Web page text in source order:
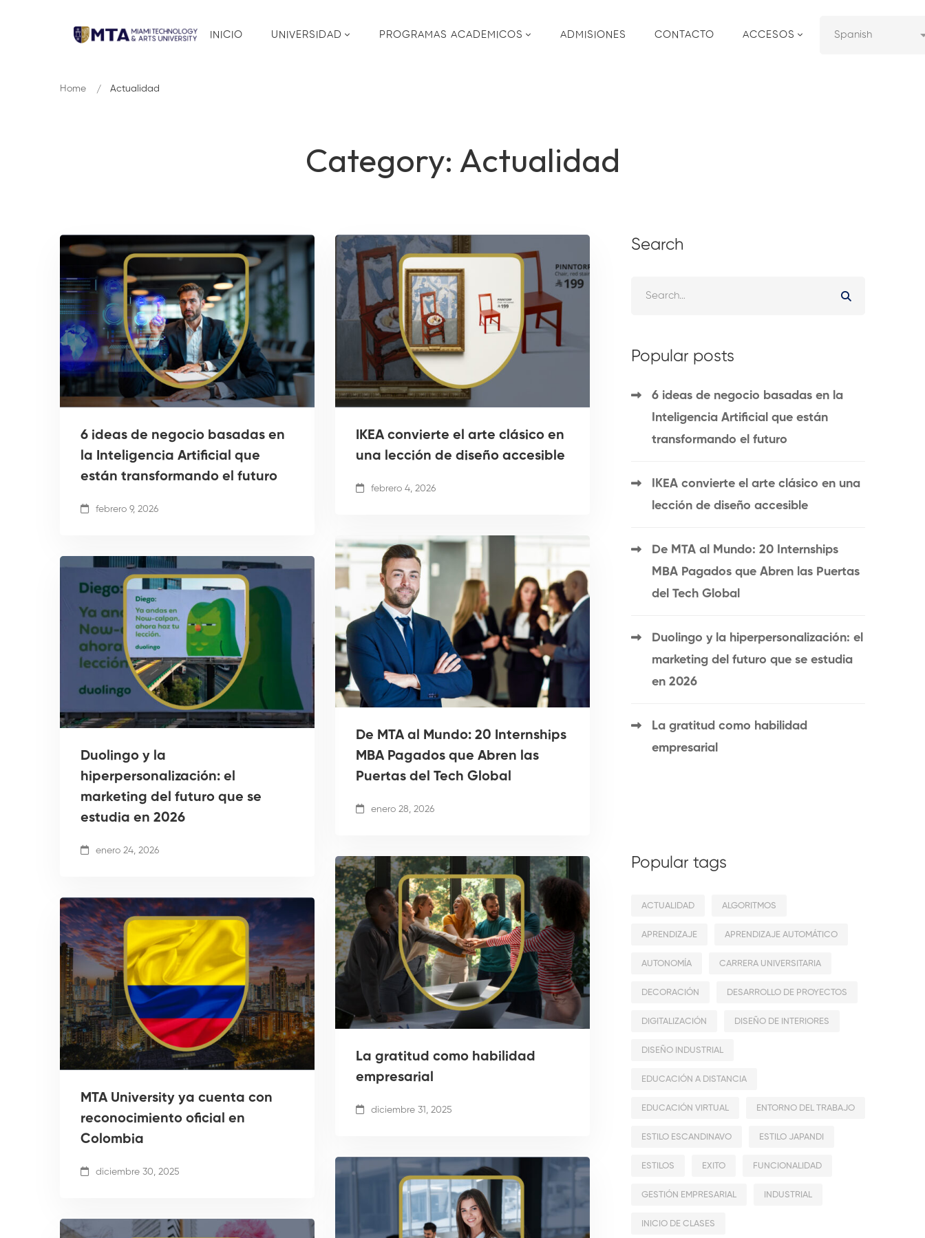
INICIO UNIVERSIDAD PROGRAMAS ACADEMICOS ADMISIONES CONTACTO ACCESOS
Category: Actualidad
Home Actualidad
6 ideas de negocio basadas en
la Inteligencia Artificial que
están transformando el futuro
febrero 9, 2026
IKEA convierte el arte clásico en
una lección de diseño accesible
febrero 4, 2026
De MTA al Mundo: 20 Internships
MBA Pagados que Abren las
Puertas del Tech Global
enero 28, 2026
Duolingo y la
hiperpersonalización: el
marketing del futuro que se
estudia en 2026
enero 24, 2026
La gratitud como habilidad
empresarial
diciembre 31, 2025
MTA University ya cuenta con
reconocimiento oficial en
Colombia
diciembre 30, 2025
Search
Popular posts
6 ideas de negocio basadas en la
Inteligencia Artificial que están
transformando el futuro
IKEA convierte el arte clásico en una
lección de diseño accesible
De MTA al Mundo: 20 Internships
MBA Pagados que Abren las Puertas
del Tech Global
Duolingo y la hiperpersonalización: el
marketing del futuro que se estudia
en 2026
La gratitud como habilidad
empresarial
Popular tags
ACTUALIDAD ALGORITMOS
APRENDIZAJE APRENDIZAJE AUTOMÁTICO
AUTONOMÍA CARRERA UNIVERSITARIA
DECORACIÓN DESARROLLO DE PROYECTOS
DIGITALIZACIÓN DISEÑO DE INTERIORES
DISEÑO INDUSTRIAL
EDUCACIÓN A DISTANCIA
EDUCACIÓN VIRTUAL ENTORNO DEL TRABAJO
ESTILO ESCANDINAVO ESTILO JAPANDI
ESTILOS EXITO FUNCIONALIDAD
GESTIÓN EMPRESARIAL INDUSTRIAL
INICIO DE CLASES